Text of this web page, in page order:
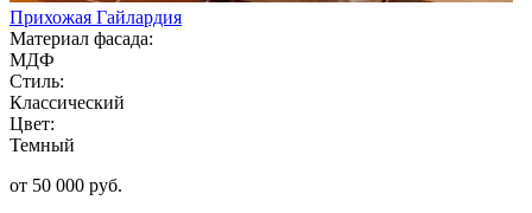
Прихожая Гайлардия
Материал фасада:
МДФ
Стиль:
Классический
Цвет:
Темный
от 50 000 руб.